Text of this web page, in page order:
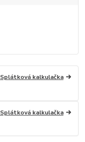
Splátková kalkulačka
Splátková kalkulačka